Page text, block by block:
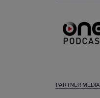
PARTNER MEDIA